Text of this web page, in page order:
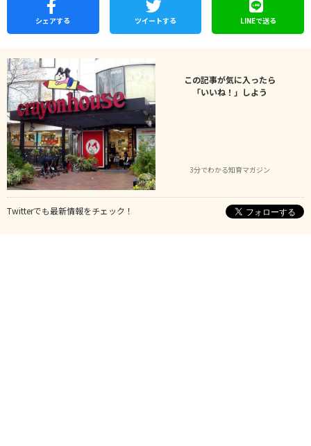
シェアする ツイートする LINEで送る
この記事が気に入ったら
「いいね！」しよう
3分でわかる知育マガジン
Twitterでも最新情報をチェック！